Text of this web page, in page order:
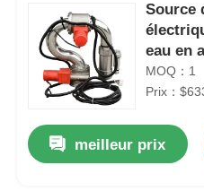
Aperçu
Produits
A propos de nous
Source
eau en
MOQ：1
Prix：
meilleur prix